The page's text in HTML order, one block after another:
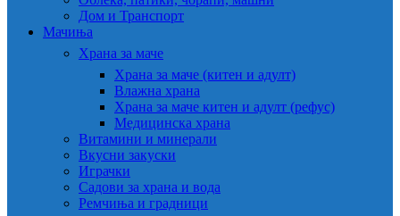
Дом и Транспорт
Мачиња
Храна за маче
Храна за маче (китен и адулт)
Влажна храна
Храна за маче китен и адулт (рефус)
Медицинска храна
Витамини и минерали
Вкусни закуски
Играчки
Садови за храна и вода
Ремчиња и градници